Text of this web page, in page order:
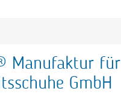
Manufaktur für
GmbH